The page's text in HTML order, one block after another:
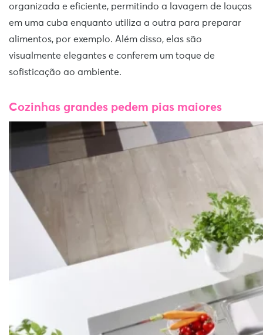
organizada e eficiente, permitindo a lavagem de louças
em uma cuba enquanto utiliza a outra para preparar
alimentos, por exemplo. Além disso, elas são
visualmente elegantes e conferem um toque de
sofisticação ao ambiente.
Cozinhas grandes pedem pias maiores